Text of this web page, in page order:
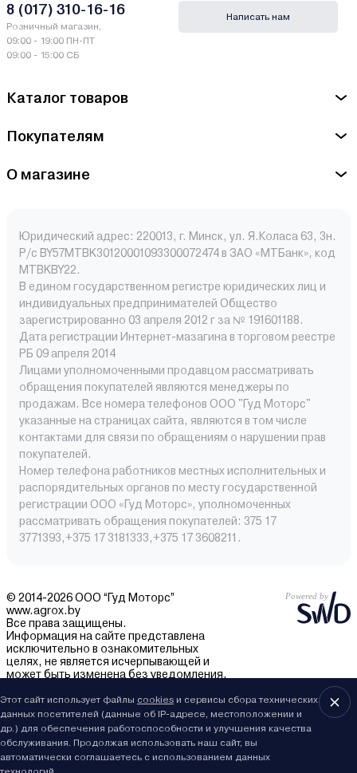
Этот сайт использует файлы cookies и сервисы сбора технических
данных посетителей (данные об IP-адресе, местоположении и
др.) для обеспечения работоспособности и улучшения качества
обслуживания. Продолжая использовать наш сайт, вы
автоматически соглашаетесь с использованием данных
Каталог товаров
Покупателям
О магазине
Юридический адрес: 220013, г. Минск, ул. Я.Коласа 63, 3н.
Р/с BY57MTBK30120001093300072474 в ЗАО «МТБанк», код
MTBKBY22.
В едином государственном регистре юридических лиц и
индивидуальных предпринимателей Общество
зарегистрированно 03 апреля 2012 г за № 191601188.
Дата регистрации Интернет-мазагина в торговом реестре
РБ 09 апреля 2014
Лицами уполномоченными продавцом рассматривать
обращения покупателей являются менеджеры по
продажам. Все номера телефонов ООО "Гуд Моторс"
указанные на страницах сайта, являются в том числе
контактами для связи по обращениям о нарушении прав
покупателей.
Номер телефона работников местных исполнительных и
распорядительных органов по месту государственной
регистрации ООО «Гуд Моторс», уполномоченных
рассматривать обращения покупателей: 375 17
3771393,+375 17 3181333,+375 17 3608211.
8 (017) 310-16-16
Розничный магазин,
09:00 - 19:00 ПН-ПТ
09:00 - 15:00 СБ
Написать нам
© 2014-2026 ООО “Гуд Моторс”
www.agrox.by
Все права защищены.
Информация на сайте представлена
исключительно в ознакомительных
целях, не является исчерпывающей и
может быть изменена без уведомления.
За подробностями обращайтесь в отдел
продаж.